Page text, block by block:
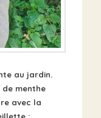
au jardin.
menthe
avec la
: